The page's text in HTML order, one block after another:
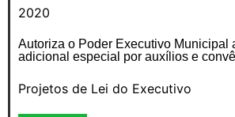
2020
Autoriza o Poder Executivo Municipal
adicional especial por auxílios e
Projetos de Lei do Executivo